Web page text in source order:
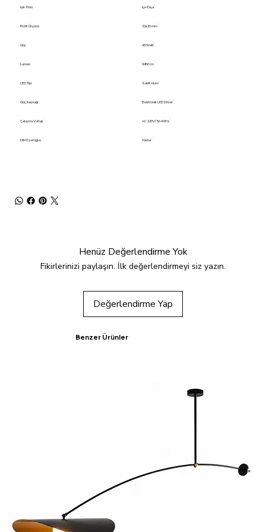
Işık Yönü İçe-Dışa
Profil Ölçüsü 22x20 mm
Güç 43 Watt
Lumen 3456 lm
LED Tipi Sabit Akım
Güç Kaynağı Elektronik LED Driver
Çalışma Voltajı AC 220V/ 50-60Hz
DIM Özelliği+(- Yoktur
Henüz Değerlendirme Yok
Fikirlerinizi paylaşın. İlk değerlendirmeyi siz yazın.
Değerlendirme Yap
Benzer Ürünler